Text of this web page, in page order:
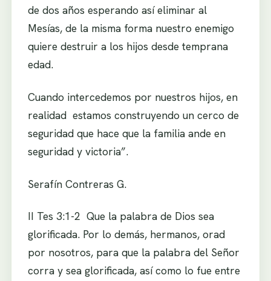
de dos años esperando así eliminar al
Mesías, de la misma forma nuestro enemigo
quiere destruir a los hijos desde temprana
edad.
Cuando intercedemos por nuestros hijos, en
realidad estamos construyendo un cerco de
seguridad que hace que la familia ande en
seguridad y victoria”.
Serafín Contreras G.
II Tes 3:1-2 Que la palabra de Dios sea
glorificada. Por lo demás, hermanos, orad
por nosotros, para que la palabra del Señor
corra y sea glorificada, así como lo fue entre